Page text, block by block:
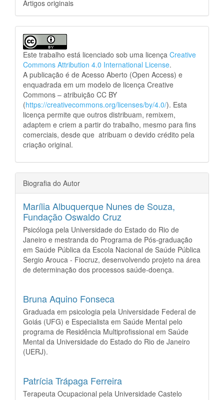
Artigos originais
Este trabalho está licenciado sob uma licença Creative
Commons Attribution 4.0 International License.
A publicação é de Acesso Aberto (Open Access) e
enquadrada em um modelo de licença Creative
Commons – atribuição CC BY
(https://creativecommons.org/licenses/by/4.0/). Esta
licença permite que outros distribuam, remixem,
adaptem e criem a partir do trabalho, mesmo para fins
comerciais, desde que atribuam o devido crédito pela
criação original.
Biografia do Autor
Marília Albuquerque Nunes de Souza,
Fundação Oswaldo Cruz
Psicóloga pela Universidade do Estado do Rio de
Janeiro e mestranda do Programa de Pós-graduação
em Saúde Pública da Escola Nacional de Saúde Pública
Sergio Arouca - Fiocruz, desenvolvendo projeto na área
de determinação dos processos saúde-doença.
Bruna Aquino Fonseca
Graduada em psicologia pela Universidade Federal de
Goiás (UFG) e Especialista em Saúde Mental pelo
programa de Residência Multiprofissional em Saúde
Mental da Universidade do Estado do Rio de Janeiro
(UERJ).
Patrícia Trápaga Ferreira
Terapeuta Ocupacional pela Universidade Castelo